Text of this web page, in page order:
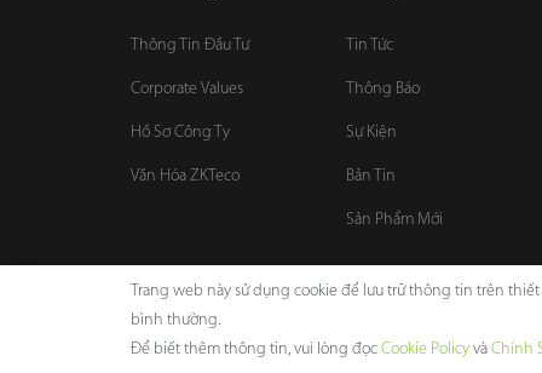
Thông Tin Đầu Tư
Corporate Values
Hồ Sơ Công Ty
Văn Hóa ZKTeco
Tin Tức
Thông Báo
Sự Kiện
Bản Tin
Sản Phẩm Mới
Copyright © 2026 ZKTECO CO., LTD. All rights reserved.
Trang web này sử dụng cookie để lưu trữ thông tin trên
bình thường.
Để biết thêm thông tin, vui lòng đọc Cookie Policyvà Chính